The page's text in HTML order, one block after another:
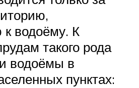
водоёму. К
такого рода
водоёмы в
пунктах: